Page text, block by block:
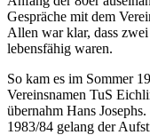
Gespräche mit dem
Allen war klar, dass
lebensfähig waren.
So kam es im Sommer
Vereinsnamen TuS
übernahm Hans
1983/84 gelang der